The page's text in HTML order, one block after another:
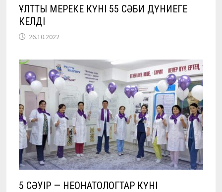
ҰЛТТЫҚ МЕРЕКЕ КҮНІ 55 СӘБИ ДҮНИЕГЕ
КЕЛДІ
26.10.2022
5 СӘУІР — НЕОНАТОЛОГТАР КҮНІ